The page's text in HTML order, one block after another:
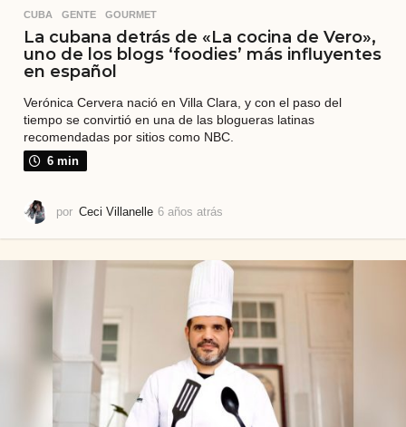
CUBA ,GENTE ,GOURMET
La cubana detrás de «La cocina de Vero»,
uno de los blogs ‘foodies’ más influyentes
en español
Verónica Cervera nació en Villa Clara, y con el paso del
tiempo se convirtió en una de las blogueras latinas
recomendadas por sitios como NBC.
6 min
por Ceci Villanelle 6 años atrás
o
t
r
á
s